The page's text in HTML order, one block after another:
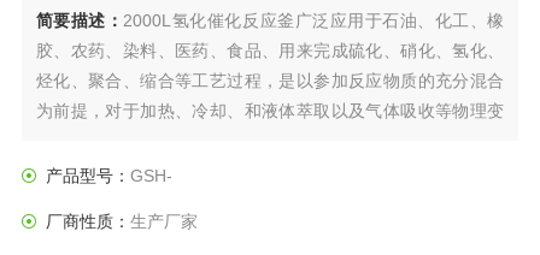
简要描述： 2000L氢化催化反应釜广泛应用于石油、化工、橡
胶、农药、染料、医药、食品、用来完成硫化、硝化、氢化、
烃化、聚合、缩合等工艺过程，是以参加反应物质的充分混合
为前提，对于加热、冷却、和液体萃取以及气体吸收等物理变
药等行业理想的所需设备。
产品型号： GSH-
厂商性质： 生产厂家